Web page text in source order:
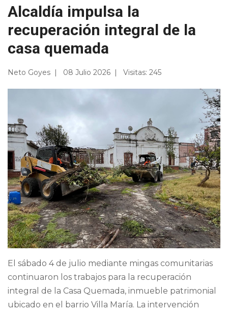
Alcaldía impulsa la
recuperación integral de la
casa quemada
Neto Goyes 08 Julio 2026 Visitas: 245
El sábado 4 de julio mediante mingas comunitarias
continuaron los trabajos para la recuperación
integral de la Casa Quemada, inmueble patrimonial
ubicado en el barrio Villa María. La intervención